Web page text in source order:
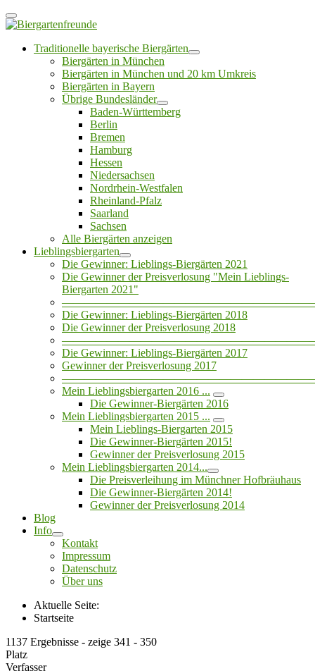
Traditionelle bayerische Biergärten
Biergärten in München
Biergärten in München und 20 km Umkreis
Biergärten in Bayern
Übrige Bundesländer
Baden-Württemberg
Berlin
Bremen
Hamburg
Hessen
Niedersachsen
Nordrhein-Westfalen
Rheinland-Pfalz
Saarland
Sachsen
Alle Biergärten anzeigen
Lieblingsbiergarten
Die Gewinner: Lieblings-Biergärten 2021
Die Gewinner der Preisverlosung "Mein Lieblings-
Biergarten 2021"
Die Gewinner: Lieblings-Biergärten 2018
Die Gewinner der Preisverlosung 2018
Die Gewinner: Lieblings-Biergärten 2017
Gewinner der Preisverlosung 2017
Mein Lieblingsbiergarten 2016 ...
Die Gewinner-Biergärten 2016
Mein Lieblingsbiergarten 2015 ...
Mein Lieblings-Biergarten 2015
Die Gewinner-Biergärten 2015!
Gewinner der Preisverlosung 2015
Mein Lieblingsbiergarten 2014...
Die Preisverleihung im Münchner Hofbräuhaus
Die Gewinner-Biergärten 2014!
Gewinner der Preisverlosung 2014
Blog
Info
Kontakt
Impressum
Datenschutz
Über uns
Aktuelle Seite:
Startseite
1137 Ergebnisse - zeige 341 - 350
Platz
Verfasser